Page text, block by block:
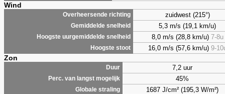
Wind
Overheersende richting zuidwest (215°)
Gemiddelde snelheid 5,3 m/s (19,1 km/u)
Hoogste uurgemiddelde snelheid 8,0 m/s (28,8 km/u) 7-8u
Hoogste stoot 16,0 m/s (57,6 km/u) 9-
Zon
Duur 7,2 uur
Perc. van langst mogelijk 45%
Globale straling 1687 J/cm² (195,3 W/m²)